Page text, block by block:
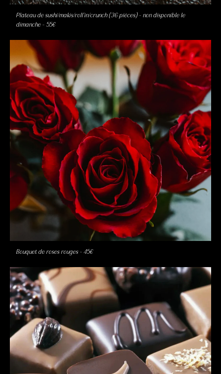
Plateau de sushi/makis/roll’in/crunch (36 pièces) – non disponible le
dimanche – 55€
Bouquet de roses rouges – 45€